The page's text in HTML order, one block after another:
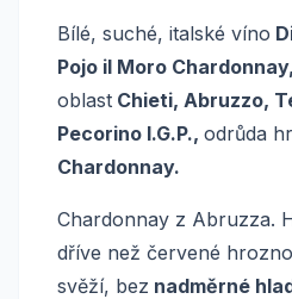
Bílé, suché, italské víno
Pojo il Moro Chardonnay,
oblast Chieti, Abruzzo,
Pecorino I.G.P., odrůda
Chardonnay.
Chardonnay z Abruzza.
dříve než červené
svěží, bez nadměrné